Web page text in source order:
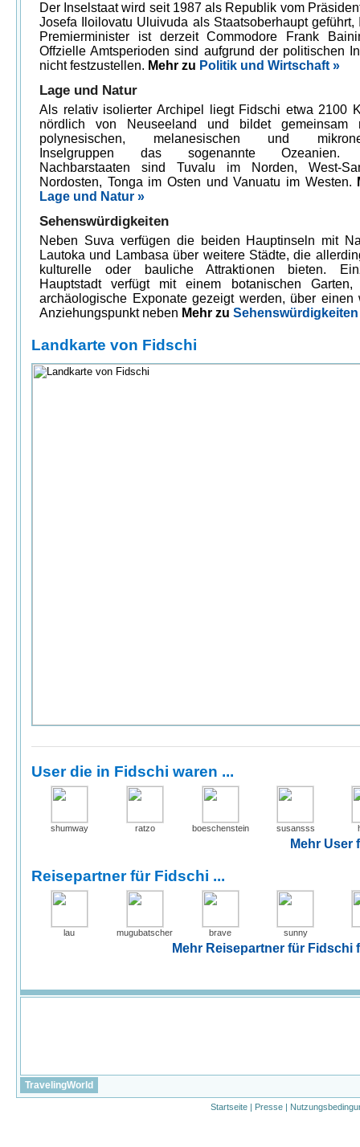
Der Inselstaat wird seit 1987 als Republik vom
Josefa Iloilovatu Uluivuda als Staatsoberhaupt geführt,
Premierminister ist derzeit Commodore Frank
Offzielle Amtsperioden sind aufgrund der politischen
nicht festzustellen. Mehr zu Politik und Wirtschaft »
Lage und Natur
Als relativ isolierter Archipel liegt Fidschi etwa 2100
nördlich von Neuseeland und bildet gemeinsam
polynesischen, melanesischen und
Inselgruppen das sogenannte Ozeanien.
Nachbarstaaten sind Tuvalu im Norden, West-
Nordosten, Tonga im Osten und Vanuatu im Westen.
Lage und Natur »
Sehenswürdigkeiten
Neben Suva verfügen die beiden Hauptinseln mit
Lautoka und Lambasa über weitere Städte, die
kulturelle oder bauliche Attraktionen bieten.
Hauptstadt verfügt mit einem botanischen
archäologische Exponate gezeigt werden, über einen
Anziehungspunkt neben Mehr zu Sehenswürdigkeiten
Landkarte von Fidschi
User die in Fidschi waren ...
shumway ratzo boeschenstein susansss
Mehr User
Reisepartner für Fidschi ...
lau mugubatscher brave sunny
Mehr Reisepartner für Fidschi
TravelingWorld
Startseite | Presse |